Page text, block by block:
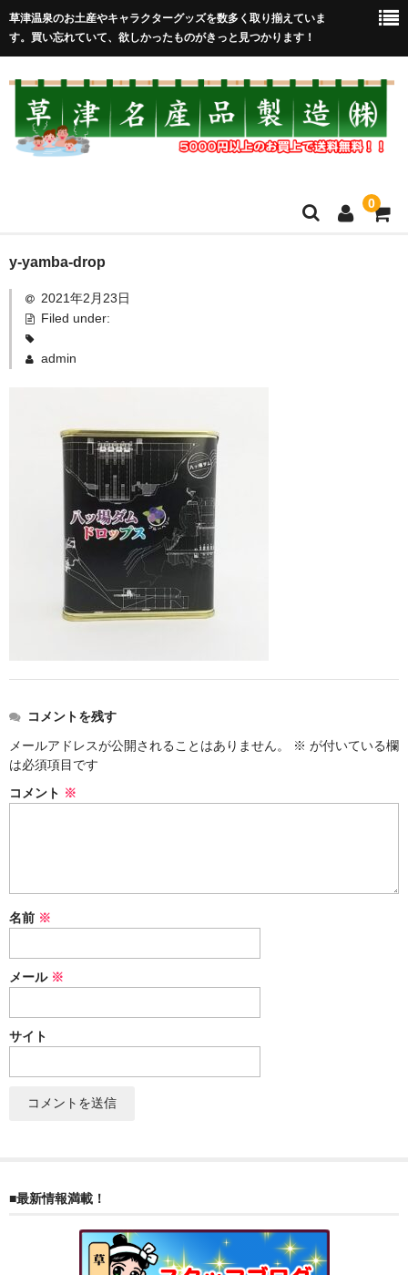
草津温泉のお土産やキャラクターグッズを数多く取り揃えていま
す。買い忘れていて、欲しかったものがきっと見つかります！
0
HOME
在庫処分セール
全取扱商品
新商品
MONDE SELECTION
ご当地シリーズ
草津産熊笹
その他
ゆもみちゃん
スイーツ
文具
雑貨
文具
クッキー
ケーキ
y-yamba-drop
2021年2月23日
Filed under:
admin
コメントを残す
メールアドレスが公開されることはありません。
※ が付いている欄
は必須項目です
コメント ※
名前 ※
メール ※
サイト
■最新情報満載！